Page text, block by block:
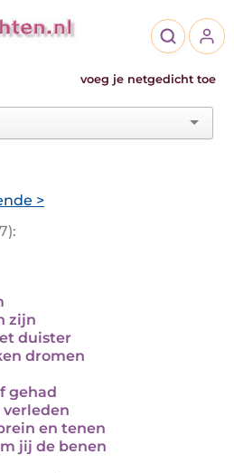
voeg je netgedicht toe
>
zijn
duister
dromen
gehad
en tenen
jij de benen